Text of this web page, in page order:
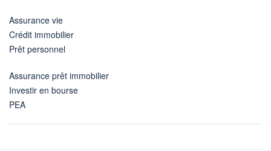
Assurance vie
Crédit immobilier
Prêt personnel
Assurance prêt immobilier
Investir en bourse
PEA